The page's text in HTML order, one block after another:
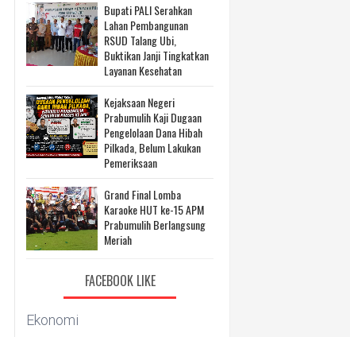
Bupati PALI Serahkan
Lahan Pembangunan
RSUD Talang Ubi,
Buktikan Janji Tingkatkan
Layanan Kesehatan
Kejaksaan Negeri
Prabumulih Kaji Dugaan
Pengelolaan Dana Hibah
Pilkada, Belum Lakukan
Pemeriksaan
Grand Final Lomba
Karaoke HUT ke-15 APM
Prabumulih Berlangsung
Meriah
FACEBOOK LIKE
Ekonomi